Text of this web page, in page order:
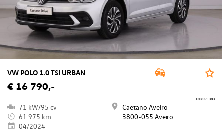
VW POLO 1.0 TSI URBAN
€ 16 790,-
71 kW/95 cv
61 975 km
04/2024
Caetano Aveiro
3800-055 Aveiro
13083/1383